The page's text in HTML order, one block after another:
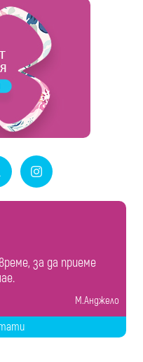
за да приеме
М.Анджело